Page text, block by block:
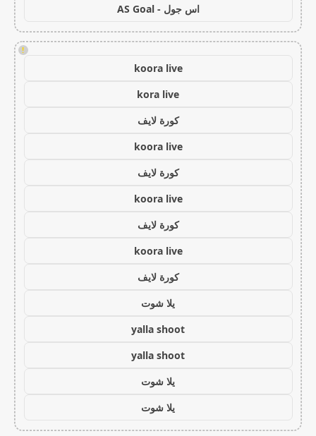
اس جول - AS Goal
!
koora live
kora live
كورة لايف
koora live
كورة لايف
koora live
كورة لايف
koora live
كورة لايف
يلا شوت
yalla shoot
yalla shoot
يلا شوت
يلا شوت